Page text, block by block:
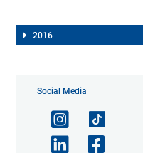
2016
Social Media